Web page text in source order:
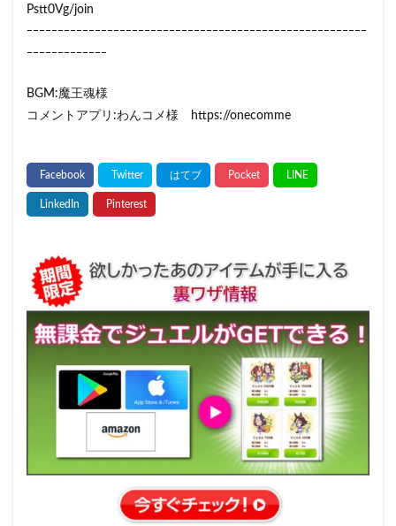
Pstt0Vg/join
ｰｰｰｰｰｰｰｰｰｰｰｰｰｰｰｰｰｰｰｰｰｰｰｰｰｰｰｰｰｰｰｰｰｰｰｰｰｰｰｰｰｰｰｰｰｰｰｰｰｰｰｰｰｰｰ
ｰｰｰｰｰｰｰｰｰｰｰｰｰ
BGM:魔王魂様
コメントアプリ:わんコメ様 https://onecomme